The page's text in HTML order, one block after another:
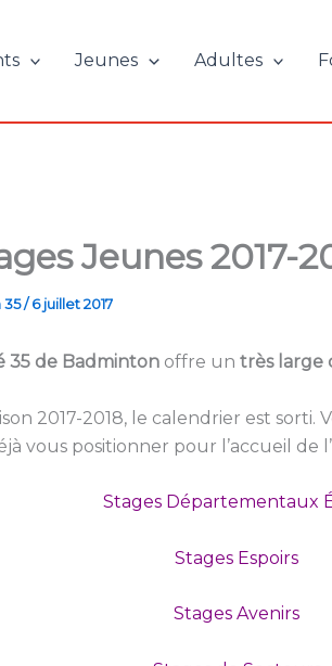
Jeunes Adultes
Jeunes 2017-
35/6 juillet 2017
35 de Badminton offre un très large
2017-2018, le calendrier est sorti.
vous positionner pour l’accueil de
Stages Départementaux
Stages Espoirs
Stages Avenirs